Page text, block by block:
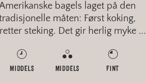
bagels laget på den
måten: Først koking,
steking. Det gir herlig myke ...
MIDDELS MIDDELS FINT